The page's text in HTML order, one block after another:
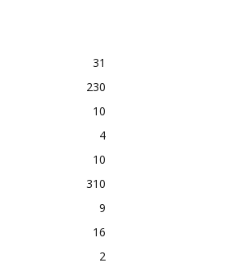
31
230
10
4
10
310
9
16
2